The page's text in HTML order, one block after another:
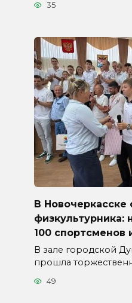
35
В
физкультурника:
100 спортсменов
В зале городской
прошла
49